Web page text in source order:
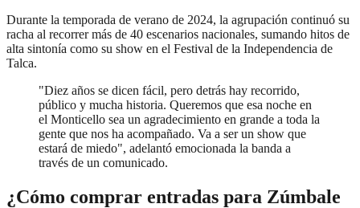
Durante la temporada de verano de 2024, la agrupación continuó su
racha al recorrer más de 40 escenarios nacionales, sumando hitos de
alta sintonía como su show en el Festival de la Independencia de
Talca.
"Diez años se dicen fácil, pero detrás hay recorrido,
público y mucha historia. Queremos que esa noche en
el Monticello sea un agradecimiento en grande a toda la
gente que nos ha acompañado. Va a ser un show que
estará de miedo", adelantó emocionada la banda a
través de un comunicado.
¿Cómo comprar entradas para Zúmbale